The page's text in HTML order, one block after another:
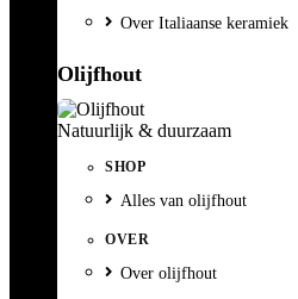
Over Italiaanse keramiek
Olijfhout
Natuurlijk & duurzaam
SHOP
Alles van olijfhout
OVER
Over olijfhout